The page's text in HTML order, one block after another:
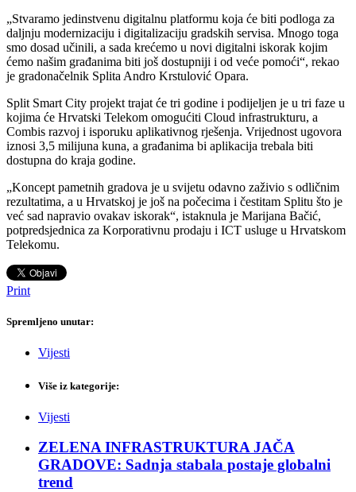
„Stvaramo jedinstvenu digitalnu platformu koja će biti podloga za
daljnju modernizaciju i digitalizaciju gradskih servisa. Mnogo toga
smo dosad učinili, a sada krećemo u novi digitalni iskorak kojim
ćemo našim građanima biti još dostupniji i od veće pomoći“, rekao
je gradonačelnik Splita Andro Krstulović Opara.
Split Smart City projekt trajat će tri godine i podijeljen je u tri faze u
kojima će Hrvatski Telekom omogućiti Cloud infrastrukturu, a
Combis razvoj i isporuku aplikativnog rješenja. Vrijednost ugovora
iznosi 3,5 milijuna kuna, a građanima bi aplikacija trebala biti
dostupna do kraja godine.
„Koncept pametnih gradova je u svijetu odavno zaživio s odličnim
rezultatima, a u Hrvatskoj je još na počecima i čestitam Splitu što je
već sad napravio ovakav iskorak“, istaknula je Marijana Bačić,
potpredsjednica za Korporativnu prodaju i ICT usluge u Hrvatskom
Telekomu.
Print
Spremljeno unutar:
Vijesti
Više iz kategorije:
Vijesti
ZELENA INFRASTRUKTURA JAČA
GRADOVE: Sadnja stabala postaje globalni
trend